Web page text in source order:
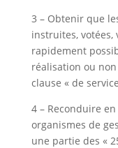
3 – Obtenir que
instruites, votées,
rapidement
réalisation ou
clause « de
4 – Reconduire
organismes de
une partie des «